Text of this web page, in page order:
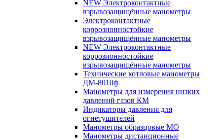
NEW Электроконтактные
взрывозащищённые манометры
Электроконтактные
коррозионностойкие
взрывозащищённые манометры
NEW Электроконтактные
коррозионностойкие
взрывозащищённые манометры
Технические котловые манометры
ДМ-8010ф
Манометры для измерения низких
давлений газов КМ
Индикаторы давления для
огнетушителей
Манометры образцовые МО
Манометры дистанционные